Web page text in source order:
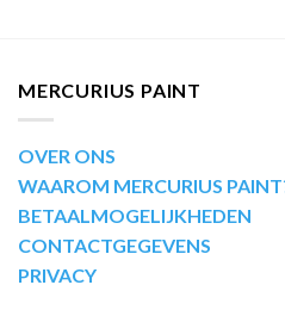
MERCURIUS PAINT
OVER ONS
WAAROM MERCURIUS
BETAALMOGELIJKHEDEN
CONTACTGEGEVENS
PRIVACY